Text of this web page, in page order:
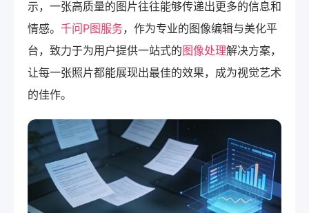
示，一张高质量的图片往往能够传递出更多的信息和
情感。 千问P图服务，作为专业的图像编辑与美化平
台，致力于为用户提供一站式的图像处理解决方案，
让每一张照片都能展现出最佳的效果，成为视觉艺术
的佳作。